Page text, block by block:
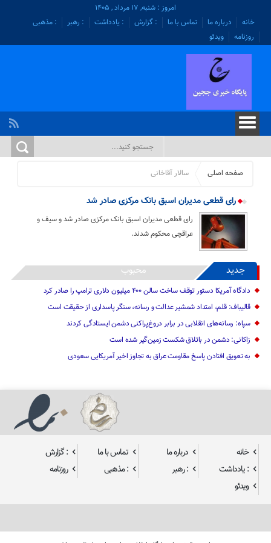
امروز : شنبه, ۱۷ مرداد , ۱۴۰۵
خانه
درباره ما تماس با ما : گزارش : یادداشت : رهبر
: مذهبی
روزنامه
ویدئو
صفحه اصلی سالار آقاخانی
رای قطعی مدیران اسبق بانک مرکزی صادر شد
رای قطعی مدیران اسبق بانک مرکزی صادر شد و سیف و
عراقچی محکوم شدند.
جدید محبوب
دادگاه آمریکا دستور توقف ساخت سالن ۴۰۰ میلیون دلاری ترامپ را صادر کرد
قالیباف: قلم، امتداد شمشیر عدالت و رسانه، سنگر پاسداری از حقیقت است
سپاه: رسانه‌های انقلابی در برابر دروغ‌پراکنی دشمن ایستادگی کردند
زاکانی: دشمن در باتلاق شکست زمین‌گیر شده است
به تعویق افتادن پاسخ مقاومت عراق به تجاوز اخیر آمریکایی سعودی
خانه درباره ما تماس با ما
: گزارش
: یادداشت
: رهبر : مذهبی
روزنامه
ویدئو